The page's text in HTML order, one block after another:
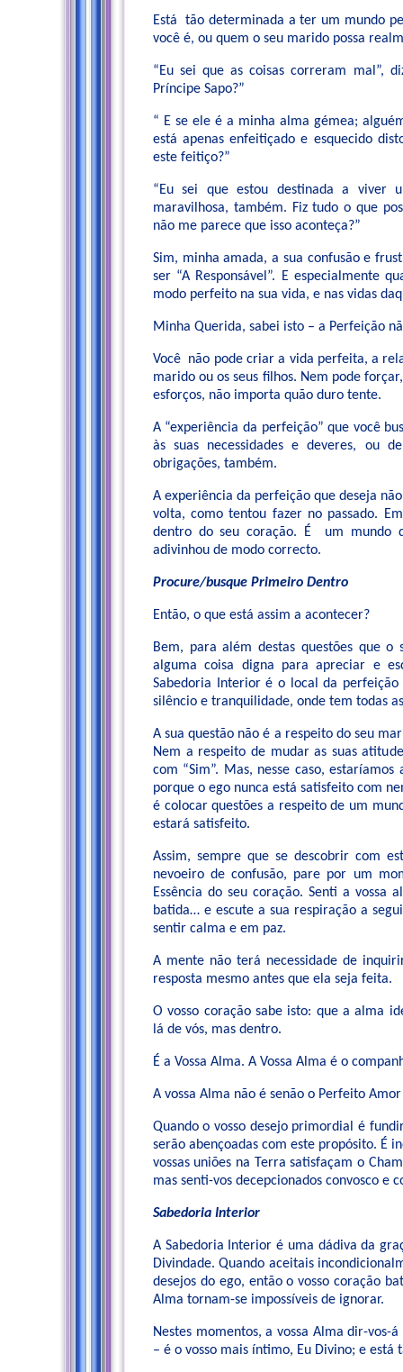
Está tão determinada a ter um mundo
você é, ou quem o seu marido possa
“Eu sei que as coisas correram mal”,
Príncipe Sapo?”
“ E se ele é a minha alma gémea;
está apenas enfeitiçado e esquecido
este feitiço?”
“Eu sei que estou destinada a viver
maravilhosa, também. Fiz tudo o que
não me parece que isso aconteça?”
Sim, minha amada, a sua confusão e
ser “A Responsável”. E especialmente
modo perfeito na sua vida, e nas vidas
Minha Querida, sabei isto – a Perfeição
Você não pode criar a vida perfeita, a
marido ou os seus filhos. Nem pode
esforços, não importa quão duro tente.
A “experiência da perfeição” que você
às suas necessidades e deveres, ou
obrigações, também.
A experiência da perfeição que deseja
volta, como tentou fazer no passado.
dentro do seu coração. É um mundo
adivinhou de modo correcto.
Procure/busque Primeiro Dentro
Então, o que está assim a acontecer?
Bem, para além destas questões que
alguma coisa digna para apreciar e
Sabedoria Interior é o local da
silêncio e tranquilidade, onde tem todas
A sua questão não é a respeito do seu
Nem a respeito de mudar as suas
com “Sim”. Mas, nesse caso,
porque o ego nunca está satisfeito com
é colocar questões a respeito de um
estará satisfeito.
Assim, sempre que se descobrir com
nevoeiro de confusão, pare por um
Essência do seu coração. Senti a vossa
batida… e escute a sua respiração a
sentir calma e em paz.
A mente não terá necessidade de
resposta mesmo antes que ela seja feita.
O vosso coração sabe isto: que a alma
lá de vós, mas dentro.
É a Vossa Alma. A Vossa Alma é o
A vossa Alma não é senão o Perfeito
Quando o vosso desejo primordial é
serão abençoadas com este propósito. É
vossas uniões na Terra satisfaçam o
mas senti-vos decepcionados convosco e
Sabedoria Interior
A Sabedoria Interior é uma dádiva da
Divindade. Quando aceitais
desejos do ego, então o vosso coração
Alma tornam-se impossíveis de ignorar.
Nestes momentos, a vossa Alma dir-vos-
– é o vosso mais íntimo, Eu Divino; e